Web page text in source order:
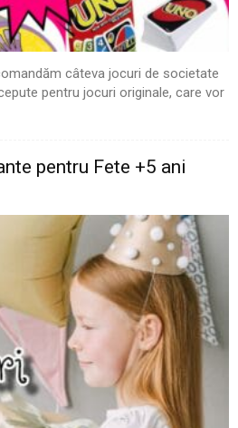
câteva jocuri de societate
pentru jocuri originale, care vor
pentru Fete +5 ani